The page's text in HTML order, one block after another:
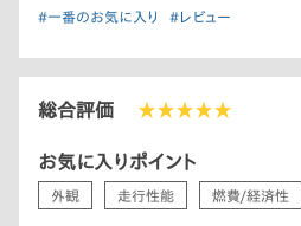
#一番のお気に入り #レビュー
総合評価 ★★★★★
お気に入りポイント
外観 走行性能 燃費/経済性